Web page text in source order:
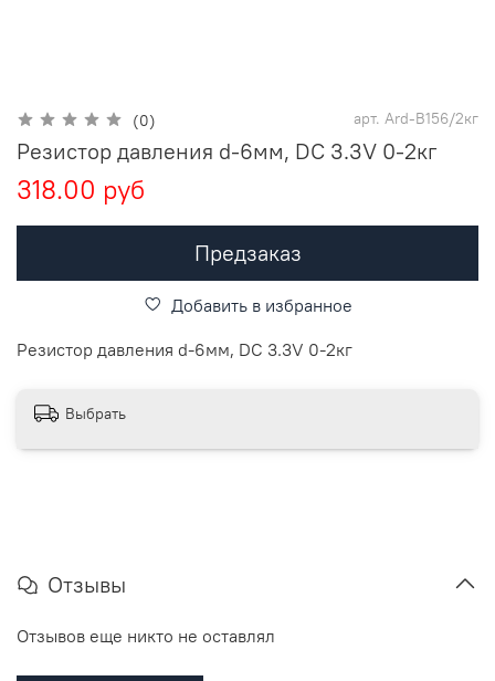
(0) арт. Ard-B156/2кг
Резистор давления d-6мм, DC 3.3V 0-2кг
318.00 руб
Предзаказ
Добавить в избранное
Резистор давления d-6мм, DC 3.3V 0-2кг
Выбрать
Отзывы
Отзывов еще никто не оставлял